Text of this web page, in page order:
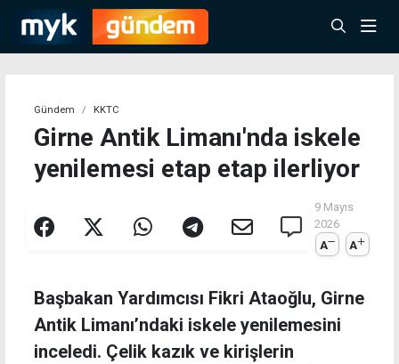
Gündem KKTC
Girne Antik Limanı'nda iskele
yenilemesi etap etap ilerliyor
9 Mayıs
2026
A
A
Başbakan Yardımcısı Fikri Ataoğlu, Girne
Antik Limanı’ndaki iskele yenilemesini
inceledi. Çelik kazık ve kirişlerin